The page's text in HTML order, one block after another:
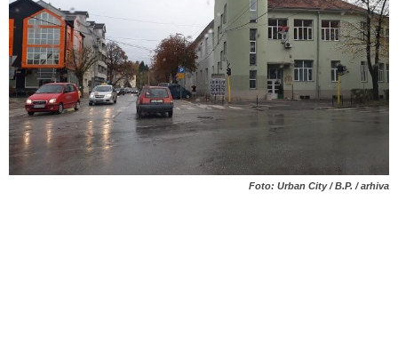
Foto: Urban City / B.P. / arhiva